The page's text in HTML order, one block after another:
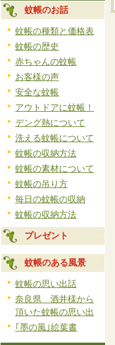
蚊帳のお話
蚊帳の種類と価格表
蚊帳の歴史
赤ちゃんの蚊帳
お客様の声
安全な蚊帳
アウトドアに蚊帳！
デング熱について
洗える蚊帳について
蚊帳の収納方法
蚊帳の素材について
蚊帳の吊り方
毎日の蚊帳の収納
蚊帳の収納方法
プレゼント
蚊帳のある風景
蚊帳の思い出話
奈良県 酒井様から
頂いた蚊帳の思い出
｢墨の風｣絵葉書